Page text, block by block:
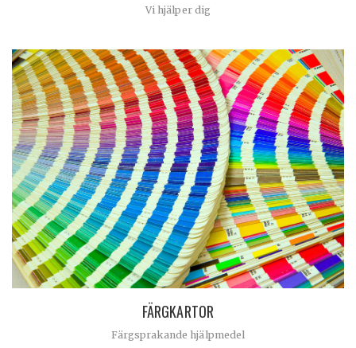
Vi hjälper dig
FÄRGKARTOR
Färgsprakande hjälpmedel